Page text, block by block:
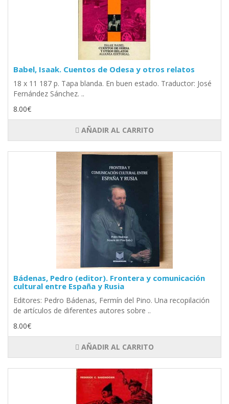
Babel, Isaak. Cuentos de Odesa y otros relatos
18 x 11 187 p. Tapa blanda. En buen estado. Traductor: José
Fernández Sánchez. ..
8.00€
AÑADIR AL CARRITO
Bádenas, Pedro (editor). Frontera y comunicación
cultural entre España y Rusia
Editores: Pedro Bádenas, Fermín del Pino. Una recopilación
de artículos de diferentes autores sobre ..
8.00€
AÑADIR AL CARRITO